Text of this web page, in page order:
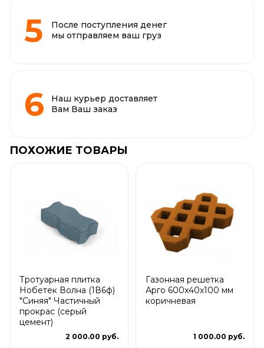
После поступления денег
мы отправляем ваш груз
Наш курьер доставляет
Вам Ваш заказ
ПОХОЖИЕ ТОВАРЫ
Тротуарная плитка
Нобетек Волна (1В6ф)
"Синяя" Частичный
прокрас (серый
цемент)
2 000.00 руб.
Газонная решетка
Арго 600x40x100 мм
коричневая
1 000.00 руб.